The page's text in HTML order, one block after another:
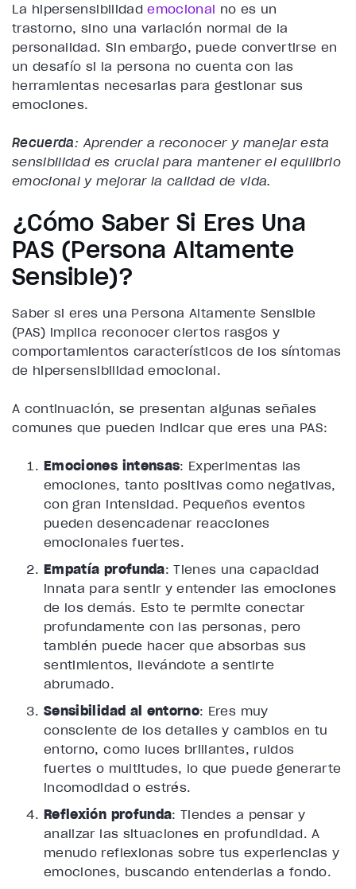
La hipersensibilidademocional no es un
trastorno, sino una variación normal de la
personalidad. Sin embargo, puede convertirse en
un desafío si la persona no cuenta con las
herramientas necesarias para gestionar sus
emociones.
Recuerda: Aprender a reconocer y manejar esta
sensibilidad es crucial para mantener el equilibrio
emocional y mejorar la calidad de vida.
¿Cómo Saber Si Eres Una
PAS (Persona Altamente
Sensible)?
Saber si eres una Persona Altamente Sensible
(PAS) implica reconocer ciertos rasgos y
comportamientos característicos de los síntomas
de hipersensibilidad emocional.
A continuación, se presentan algunas señales
comunes que pueden indicar que eres una PAS:
Emociones intensas: Experimentas las
emociones, tanto positivas como negativas,
con gran intensidad. Pequeños eventos
pueden desencadenar reacciones
emocionales fuertes.
Empatía profunda: Tienes una capacidad
innata para sentir y entender las emociones
de los demás. Esto te permite conectar
profundamente con las personas, pero
también puede hacer que absorbas sus
sentimientos, llevándote a sentirte
abrumado.
Sensibilidad al entorno: Eres muy
consciente de los detalles y cambios en tu
entorno, como luces brillantes, ruidos
fuertes o multitudes, lo que puede generarte
incomodidad o estrés.
Reflexión profunda: Tiendes a pensar y
analizar las situaciones en profundidad. A
menudo reflexionas sobre tus experiencias y
emociones, buscando entenderlas a fondo.